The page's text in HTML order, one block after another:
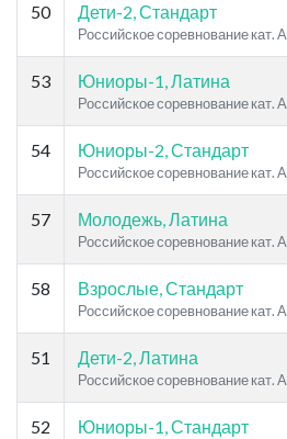
50 Дети-2, Стандарт
Российское соревнование кат. A
53 Юниоры-1, Латина
Российское соревнование кат. A
54 Юниоры-2, Стандарт
Российское соревнование кат. A
57 Молодежь, Латина
Российское соревнование кат. A
58 Взрослые, Стандарт
Российское соревнование кат. A
51 Дети-2, Латина
Российское соревнование кат. A
52 Юниоры-1, Стандарт